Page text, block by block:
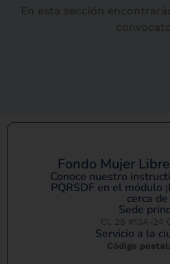
En esta sección
Fondo Mujer
Conoce nuestro
PQRSDF en el módulo
cerca
Sede
Cl. 28 #13A-24
Servicio a la
Código postal: